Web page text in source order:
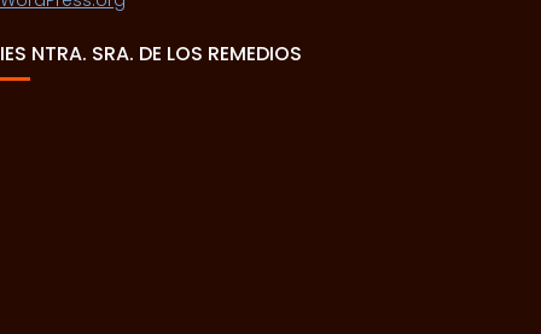
IES NTRA. SRA. DE LOS REMEDIOS